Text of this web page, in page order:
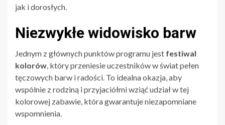
jak i dorosłych.
Niezwykłe widowisko barw
Jednym z głównych punktów programu jest festiwal
kolorów , który przeniesie uczestników w świat pełen
tęczowych barw i radości. To idealna okazja, aby
wspólnie z rodziną i przyjaciółmi wziąć udział w tej
kolorowej zabawie, która gwarantuje niezapomniane
wspomnienia.